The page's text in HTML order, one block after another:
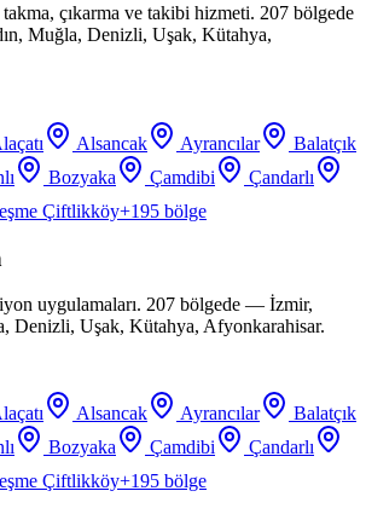
çıkarma ve takibi hizmeti. 207 bölgede
Muğla, Denizli, Uşak, Kütahya,
Alsancak Ayrancılar
Balatçık
Bozyaka Çamdibi
Çandarlı
Çiftlikköy+195 bölge
uygulamaları. 207 bölgede — İzmir,
Denizli, Uşak, Kütahya, Afyonkarahisar.
Alsancak Ayrancılar
Balatçık
Bozyaka Çamdibi
Çandarlı
Çiftlikköy+195 bölge